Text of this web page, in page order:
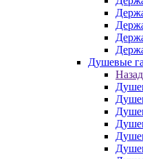
Душевые
Назад